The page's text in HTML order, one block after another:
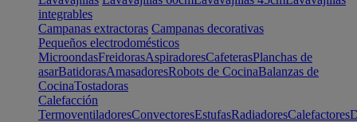
integrables
Campanas extractoras Campanas decorativas
Pequeños electrodomésticos
MicroondasFreidorasAspiradoresCafeterasPlanchas de
asarBatidorasAmasadoresRobots de CocinaBalanzas de
CocinaTostadoras
Calefacción
TermoventiladoresConvectoresEstufasRadiadoresCalefactores